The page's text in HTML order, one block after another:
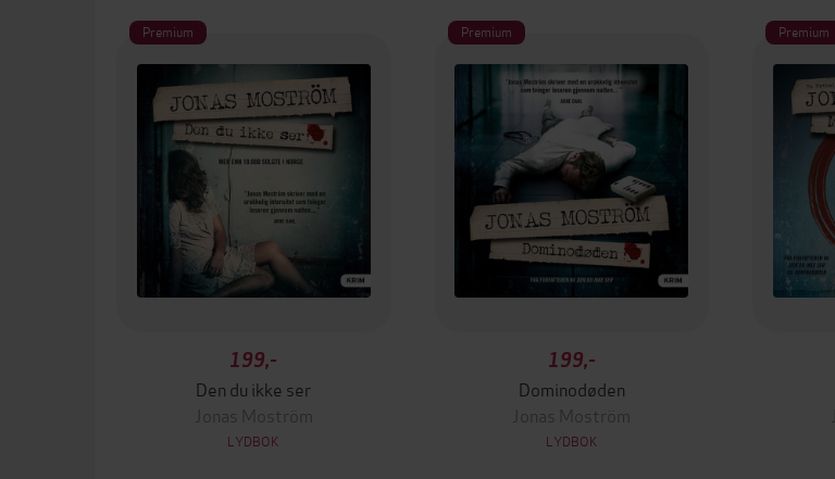
Premium
199,-
Den du ikke ser
Jonas Moström
LYDBOK
Premium
199,-
Dominodøden
Jonas Moström
LYDBOK
Premium